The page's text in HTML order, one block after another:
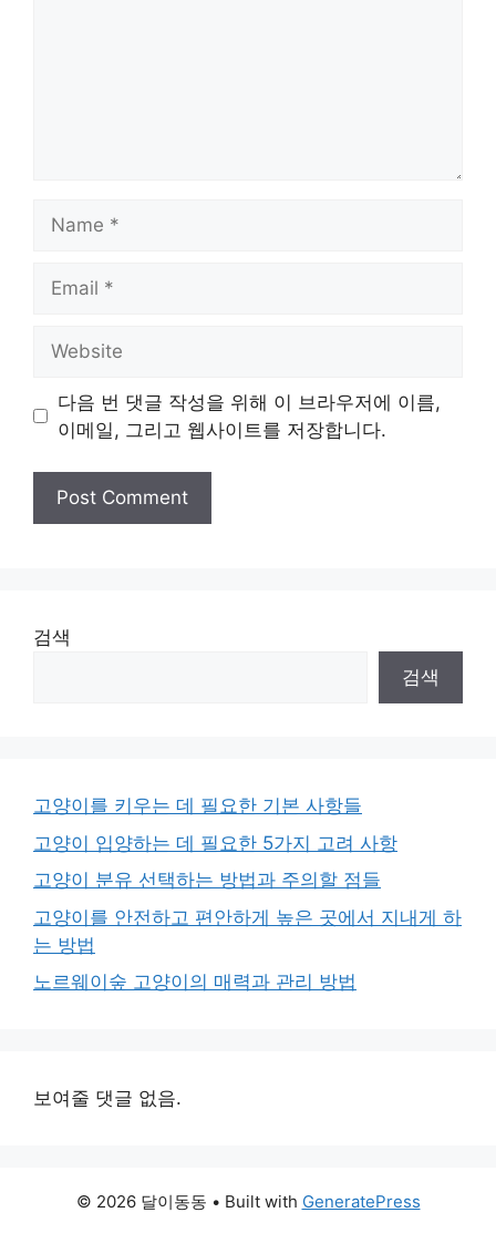
다음 번 댓글 작성을 위해 이 브라우저에 이름,
이메일, 그리고 웹사이트를 저장합니다.
검색
검색
고양이를 키우는 데 필요한 기본 사항들
고양이 입양하는 데 필요한 5가지 고려 사항
고양이 분유 선택하는 방법과 주의할 점들
고양이를 안전하고 편안하게 높은 곳에서 지내게 하
는 방법
노르웨이숲 고양이의 매력과 관리 방법
보여줄 댓글 없음.
© 2026 달이동동 • Built with GeneratePress